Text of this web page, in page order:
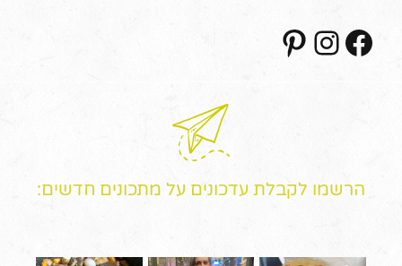
Facebook
Instagram
הרשמו לקבלת עדכונים על מתכונים חדשים: